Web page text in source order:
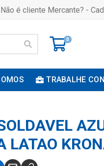
Não é cliente Mercante? -
0
TRABALHE
LATAO